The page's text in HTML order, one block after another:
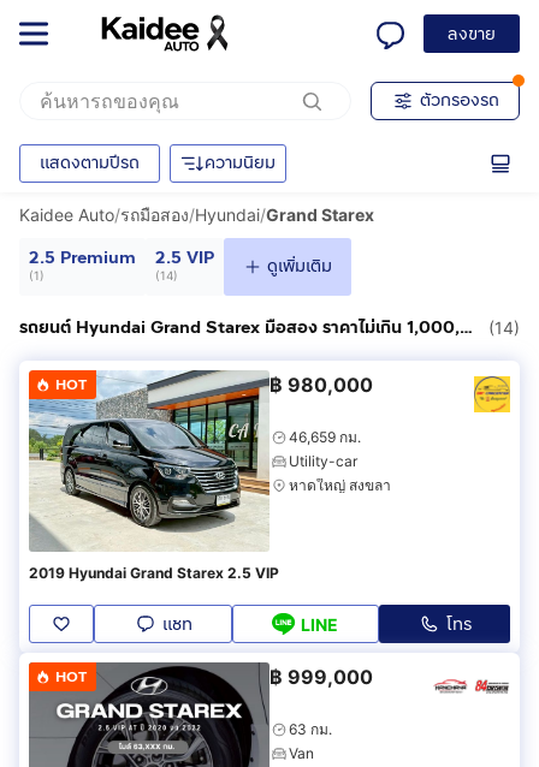
ลงขาย
ตัวกรองรถ
แสดงตามปีรถ ความนิยม
Kaidee Auto/รถมือสอง/Hyundai/Grand Starex
2.5 Premium
(1)
2.5 VIP
(14) ดูเพิ่มเติม
รถยนต์ Hyundai Grand Starex มือสอง ราคาไม่เกิน 1,000,000฿ (14)
HOT ฿ 980,000
46,659 กม.
Utility-car
หาดใหญ่ สงขลา
2019 Hyundai Grand Starex 2.5 VIP
แชท LINE โทร
HOT ฿ 999,000
63 กม.
Van